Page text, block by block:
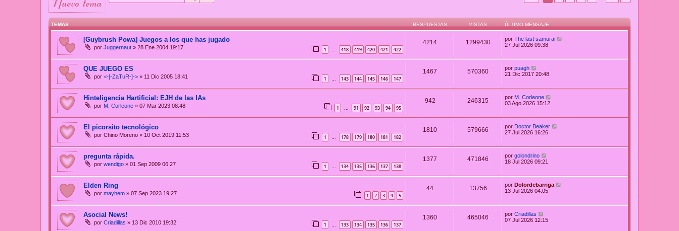
TEMAS RESPUESTAS VISTAS ÚLTIMO MENSAJE
[Guybrush Powa] Juegos a los que has jugado
por Juggernaut » 28 Ene 2004 19:17 1 … 418 419 420 421 422
4214 1299430 por The last samurai
27 Jul 2026 09:38
QUE JUEGO ES
por <-[-ZaTuR-]-> » 11 Dic 2005 18:41 1 … 143 144 145 146 147
1467 570360 por puagh
21 Dic 2017 20:48
Hinteligencia Hartificial: EJH de las IAs
por M. Corleone » 07 Mar 2023 08:48 1 … 91 92 93 94 95
942 246315 por M. Corleone
03 Ago 2026 15:12
El picorsito tecnológico
por Chino Moreno » 10 Oct 2019 11:53 1 … 178 179 180 181 182
1810 579666 por Doctor Beaker
27 Jul 2026 16:26
pregunta rápida.
por wendigo » 01 Sep 2009 06:27 1 … 134 135 136 137 138
1377 471846 por golondrino
18 Jul 2026 09:21
Elden Ring
por mayhem » 07 Sep 2023 19:27 1 2 3 4 5
44 13756 por Dolordebarriga
13 Jul 2026 04:05
Asocial News!
por Criadillas » 13 Dic 2010 19:32 1 … 133 134 135 136 137
1360 465046 por Criadillas
07 Jul 2026 12:15